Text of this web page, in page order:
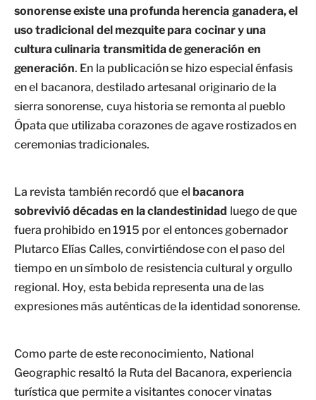
sonorense existe una profunda herencia ganadera, el
uso tradicional del mezquite para cocinar y una
cultura culinaria transmitida de generación en
generación. En la publicación se hizo especial énfasis
en el bacanora, destilado artesanal originario de la
sierra sonorense, cuya historia se remonta al pueblo
Ópata que utilizaba corazones de agave rostizados en
ceremonias tradicionales.
La revista también recordó que el bacanora
sobrevivió décadas en la clandestinidad luego de que
fuera prohibido en 1915 por el entonces gobernador
Plutarco Elías Calles, convirtiéndose con el paso del
tiempo en un símbolo de resistencia cultural y orgullo
regional. Hoy, esta bebida representa una de las
expresiones más auténticas de la identidad sonorense.
Como parte de este reconocimiento, National
Geographic resaltó la Ruta del Bacanora, experiencia
turística que permite a visitantes conocer vinatas